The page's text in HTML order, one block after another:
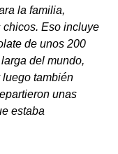
la familia,
chicos. Eso incluye
de unos 200
del mundo,
luego también
unas
estaba